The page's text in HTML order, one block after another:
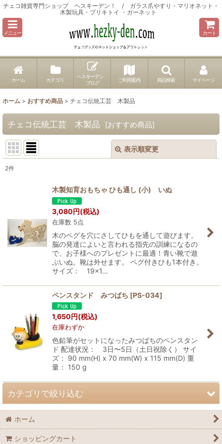
チェコ雑貨専門ショップ ヘスキーデン！ / ガラス爪やすり・マリオネット・
木製玩具・ブリキトイ ・ガーネット
メニュー カート
ホーム カテゴリ
ヘスキーデン
ブログ
ご利用案内 商品検索 マイページ
ホーム > おすすめ商品 > チェコ伝統工芸 木製品
チェコ伝統工芸 木製品 [おすすめ商品]
表示順変更
並び順:
絞り込む
2件
木製知育おもちゃ ひも通し (小) いぬ
3,080円(税込)
在庫数 5点
木のペグを穴にさしてひもを通して遊びます。
脳の発達によいと言われる指先の訓練になるの
で、お子様へのプレゼントに最適！青い靴で遊
ぶいぬ。靴は外せます。 ペグ付きひも1本付き。
サイズ： 19×1…
ペンスタンド みつばち [PS-034]
1,650円(税込)
在庫わずか
色鉛筆がセットになったみつばちのペンスタン
ド 配達状況： 3日〜5日（土日祝除く） サイ
ズ： 90 mm(H) x 70 mm(W) x 115 mm(D) 重
量： 150 g
カテゴリで絞り込む
チェコ伝統工芸 木製品 (全商品)
木製おすわりマグネット人形 S
ホーム
ショッピングカート